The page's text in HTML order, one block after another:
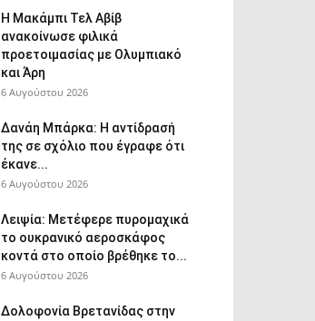
Η Μακάμπι Τελ Αβίβ
ανακοίνωσε φιλικά
προετοιμασίας με Ολυμπιακό
και Άρη
6 Αυγούστου 2026
Δανάη Μπάρκα: Η αντίδρασή
της σε σχόλιο που έγραφε ότι
έκανε...
6 Αυγούστου 2026
Λειψία: Μετέφερε πυρομαχικά
το ουκρανικό αεροσκάφος
κοντά στο οποίο βρέθηκε το...
6 Αυγούστου 2026
Δολοφονία Βρετανίδας στην